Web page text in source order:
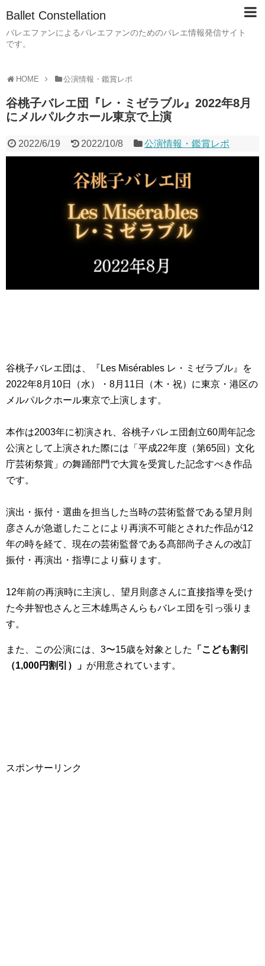
Ballet Constellation
バレエファンによるバレエファンのためのバレエ情報発信サイト
です。
HOME 公演情報・鑑賞レポ
谷桃子バレエ団『レ・ミゼラブル』2022年8月
にメルパルクホール東京で上演
2022/6/19 2022/10/8 公演情報・鑑賞レポ
谷桃子バレエ団は、『Les Misérables レ・ミゼラブル』を
2022年8月10日（水）・8月11日（木・祝）に東京・港区の
メルパルクホール東京で上演します。
本作は2003年に初演され、谷桃子バレエ団創立60周年記念
公演として上演された際には「平成22年度（第65回）文化
庁芸術祭賞」の舞踊部門で大賞を受賞した記念すべき作品
です。
演出・振付・選曲を担当した当時の芸術監督である望月則
彦さんが急逝したことにより再演不可能とされた作品が12
年の時を経て、現在の芸術監督である髙部尚子さんの改訂
振付・再演出・指導により蘇ります。
12年前の再演時に主演し、望月則彦さんに直接指導を受け
た今井智也さんと三木雄馬さんらもバレエ団を引っ張りま
す。
また、この公演には、3〜15歳を対象とした
「こども割引
（1,000円割引）」 が用意されています。
スポンサーリンク